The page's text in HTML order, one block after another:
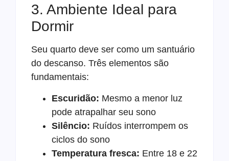
3. Ambiente Ideal para
Dormir
Seu quarto deve ser como um santuário
do descanso. Três elementos são
fundamentais:
Escuridão: Mesmo a menor luz
pode atrapalhar seu sono
Silêncio: Ruídos interrompem os
ciclos do sono
Temperatura fresca: Entre 18 e 22